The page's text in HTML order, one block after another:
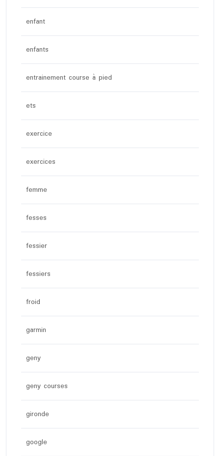
enfant
enfants
entrainement course à pied
ets
exercice
exercices
femme
fesses
fessier
fessiers
froid
garmin
geny
geny courses
gironde
google